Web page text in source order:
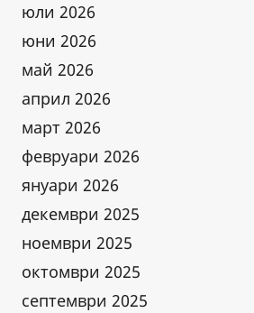
юли 2026
юни 2026
май 2026
април 2026
март 2026
февруари 2026
януари 2026
декември 2025
ноември 2025
октомври 2025
септември 2025